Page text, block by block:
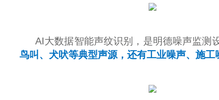
AI大数据智能声纹识别，是明德噪声监测
鸟叫、犬吠等典型声源，还有工业噪声、施